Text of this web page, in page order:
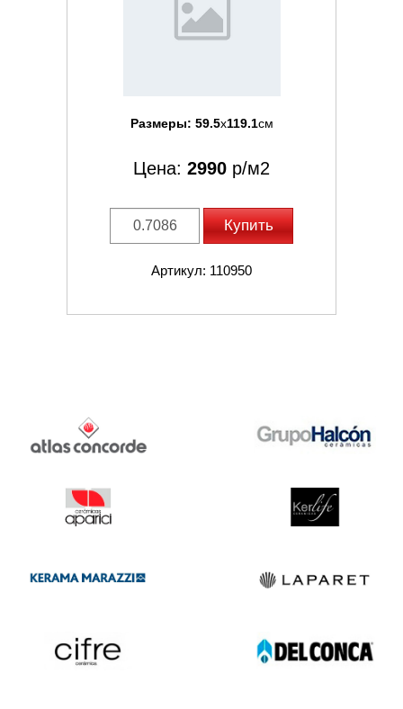
Размеры: 59.5x119.1см
Цена: 2990 р/м2
Купить
Артикул: 110950